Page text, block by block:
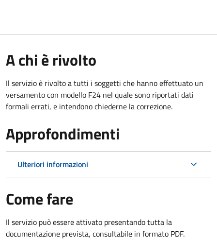
A chi è rivolto
Il servizio è rivolto a tutti i soggetti che hanno effettuato un
versamento con modello F24 nel quale sono riportati dati
formali errati, e intendono chiederne la correzione.
Approfondimenti
Ulteriori informazioni
Come fare
Il servizio può essere attivato presentando tutta la
documentazione prevista, consultabile in formato PDF.